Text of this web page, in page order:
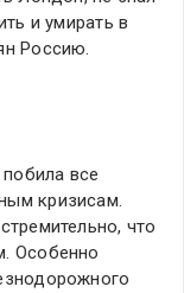
и умирать в
Россию.
все
кризисам.
что
Особенно